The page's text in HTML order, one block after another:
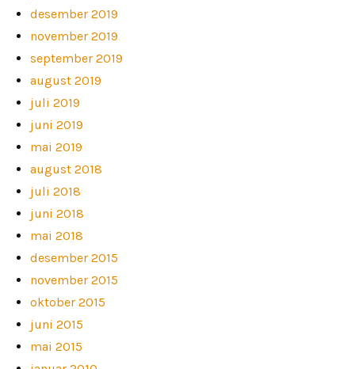
desember 2019
november 2019
september 2019
august 2019
juli 2019
juni 2019
mai 2019
august 2018
juli 2018
juni 2018
mai 2018
desember 2015
november 2015
oktober 2015
juni 2015
mai 2015